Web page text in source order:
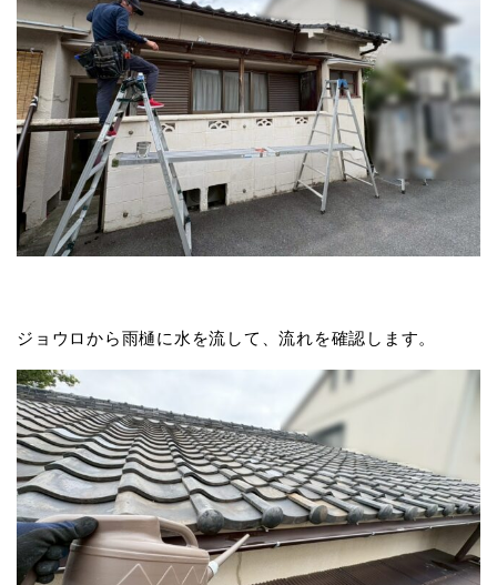
ジョウロから雨樋に水を流して、流れを確認します。